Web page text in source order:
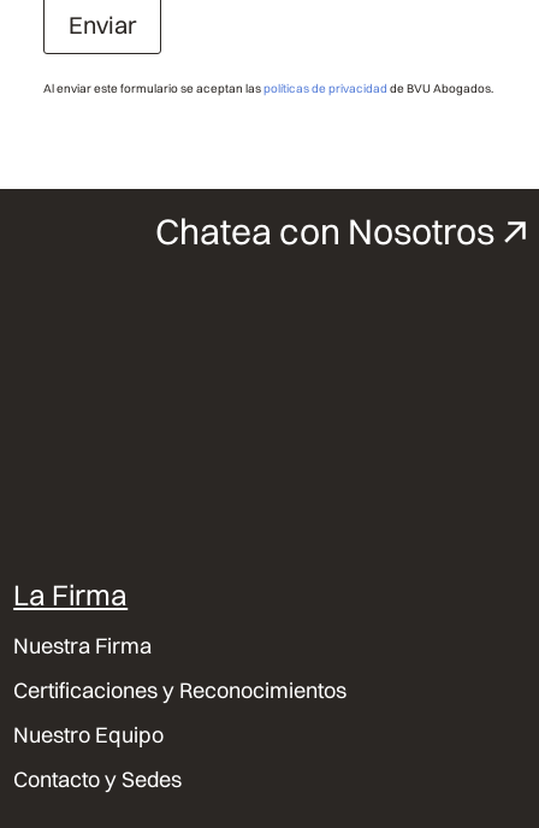
Enviar
Al enviar este formulario se aceptan laspolíticas de privacidad de BVU Abogados.
Chatea con Nosotros
La Firma
Nuestra Firma
Certificaciones y Reconocimientos
Nuestro Equipo
Contacto y Sedes